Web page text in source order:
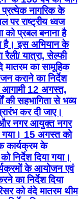
प्रत्येक नागरिक के
पर राष्ट्रीय ध्वज
को प्रबल बनाना है
है। इस अभियान के
रैली/ यात्रा, सेल्फी
मातरम का सामूहिक
कराने का निर्देश
आगामी 12 अगस्त,
की सहभागिता से भव्य
कर दी जाए।
और नगर आयुक्त नगर
गया। 15 अगस्त को
कार्यक्रम के
निर्देश दिया गया।
के आयोजन एवं
का निर्देश दिया
को वंदे मातरम थीम